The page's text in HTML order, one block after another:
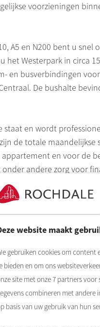
website maakt
gebruiken cookies om content
bieden en om ons
site met onze7 partners voor
combineren met andere
basis van uw gebruik van hun
voorzieningen
A5 en N200 bent u
het Westerpark in circa
en busverbindingen
De bushalte
staat en wordt
de totale maandelijkse
en voor de
andere zorg voor
De
Bepalingen voor
aanwezig);
2580 meetcertificaat